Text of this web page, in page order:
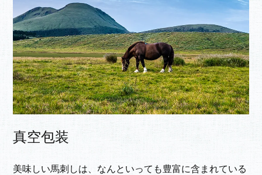
真空包装
美味しい馬刺しは、なんといっても豊富に含まれている